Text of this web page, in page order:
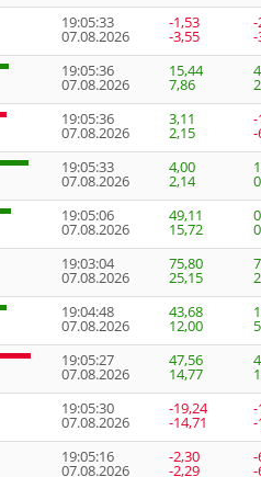
19:05:33
07.08.2026
-1,53
-3,55
-
-
19:05:36
07.08.2026
15,44
7,86
19:05:36
07.08.2026
3,11
2,15
-
-
19:05:33
07.08.2026
4,00
2,14
19:05:06
07.08.2026
49,11
15,72
19:03:04
07.08.2026
75,80
25,15
19:04:48
07.08.2026
43,68
12,00
19:05:27
07.08.2026
47,56
14,77
19:05:30
07.08.2026
-19,24
-14,71
-
-
19:05:16
07.08.2026
-2,30
-2,29
-
-